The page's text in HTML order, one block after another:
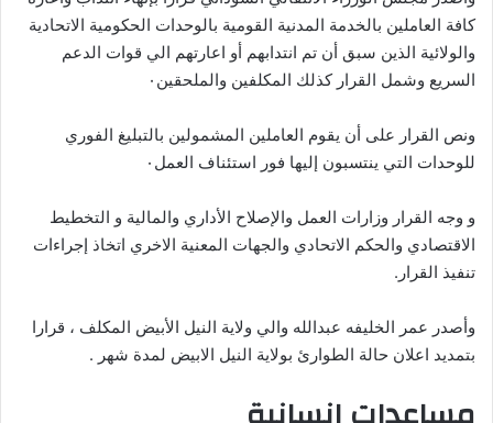
كافة العاملين بالخدمة المدنية القومية بالوحدات الحكومية الاتحادية
والولائية الذين سبق أن تم انتدابهم أو اعارتهم الي قوات الدعم
السريع وشمل القرار كذلك المكلفين والملحقين٠
ونص القرار على أن يقوم العاملين المشمولين بالتبليغ الفوري
للوحدات التي ينتسبون إليها فور استئناف العمل٠
و وجه القرار وزارات العمل والإصلاح الأداري والمالية و التخطيط
الاقتصادي والحكم الاتحادي والجهات المعنية الاخري اتخاذ إجراءات
تنفيذ القرار.
وأصدر عمر الخليفه عبدالله والي ولاية النيل الأبيض المكلف ، قرارا
بتمديد اعلان حالة الطوارئ بولاية النيل الابيض لمدة شهر .